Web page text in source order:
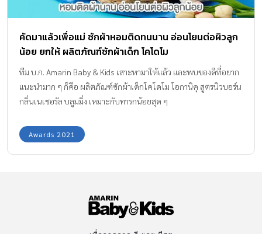
เก็บน้ำนมที่สามารถถนอมคุณภาพได้ดี นมไม่เปลี่ยนรส ไม่มีกลิ่นหืน
แถมยังใช้ง่ายไม่ยุ่งยาก ตอบโจทย์ความต้องการของคุณแม่ครบทุกด้าน
Amarin Baby & Kids ยกให้ ถุงเก็บนมแม่ Cleanimom เป็น ของใช้คุณ
แม่ ที่ได้รับรางวัล EDITOR’s CHOICE สาขา BEST […]
คัดมาแล้วเพื่อแม่ ซักผ้าหอมติดทนนาน อ่อนโยนต่อผิวลูก
น้อย ยกให้ ผลิตภัณฑ์ซักผ้าเด็ก โคโดโม
ทีม บ.ก. Amarin Baby & Kids เสาะหามาให้แล้ว และพบของดีที่อยาก
แนะนำมาก ๆ ก็คือ ผลิตภัณฑ์ซักผ้าเด็กโคโดโม โอกานิคุ สูตรนิวบอร์น
กลิ่นเนเชอรัล บลูมมิ่ง เหมาะกับทารกน้อยสุด ๆ
Awards 2021